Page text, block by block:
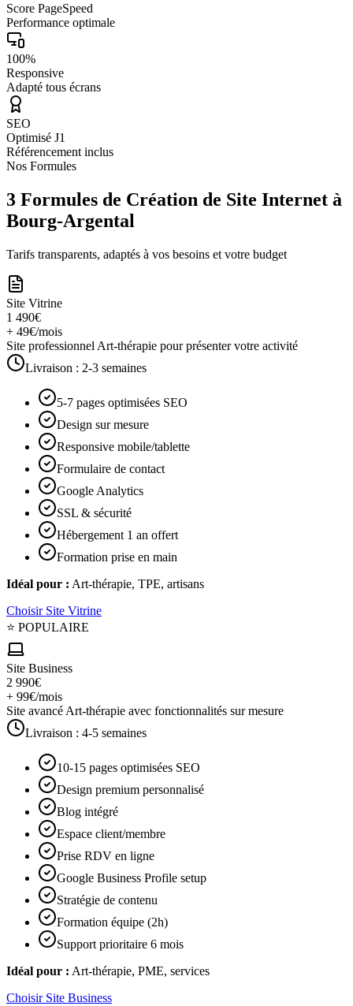
Score PageSpeed
Performance optimale
100%
Responsive
Adapté tous écrans
SEO
Optimisé J1
Référencement inclus
Nos Formules
3 Formules de Création de Site Internet à
Bourg-Argental
Tarifs transparents, adaptés à vos besoins et votre budget
Site Vitrine
1 490€
+ 49€/mois
Site professionnel Art-thérapie pour présenter votre activité
Livraison : 2-3 semaines
5-7 pages optimisées SEO
Design sur mesure
Responsive mobile/tablette
Formulaire de contact
Google Analytics
SSL & sécurité
Hébergement 1 an offert
Formation prise en main
Idéal pour : Art-thérapie, TPE, artisans
Choisir Site Vitrine
⭐ POPULAIRE
Site Business
2 990€
+ 99€/mois
Site avancé Art-thérapie avec fonctionnalités sur mesure
Livraison : 4-5 semaines
10-15 pages optimisées SEO
Design premium personnalisé
Blog intégré
Espace client/membre
Prise RDV en ligne
Google Business Profile setup
Stratégie de contenu
Formation équipe (2h)
Support prioritaire 6 mois
Idéal pour : Art-thérapie, PME, services
Choisir Site Business